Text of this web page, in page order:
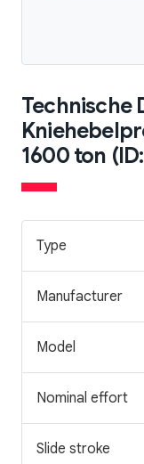
Technische
1600 ton
Type
Manufacturer
Model
Nominal effort
Slide stroke